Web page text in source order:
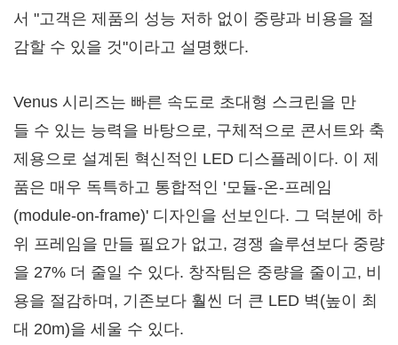
서 "고객은 제품의 성능 저하 없이 중량과 비용을 절
감할 수 있을 것"이라고 설명했다.
Venus 시리즈는 빠른 속도로 초대형 스크린을 만
들 수 있는 능력을 바탕으로, 구체적으로 콘서트와 축
제용으로 설계된 혁신적인 LED 디스플레이다. 이 제
품은 매우 독특하고 통합적인 '모듈-온-프레임
(module-on-frame)' 디자인을 선보인다. 그 덕분에 하
위 프레임을 만들 필요가 없고, 경쟁 솔루션보다 중량
을 27% 더 줄일 수 있다. 창작팀은 중량을 줄이고, 비
용을 절감하며, 기존보다 훨씬 더 큰 LED 벽(높이 최
대 20m)을 세울 수 있다.